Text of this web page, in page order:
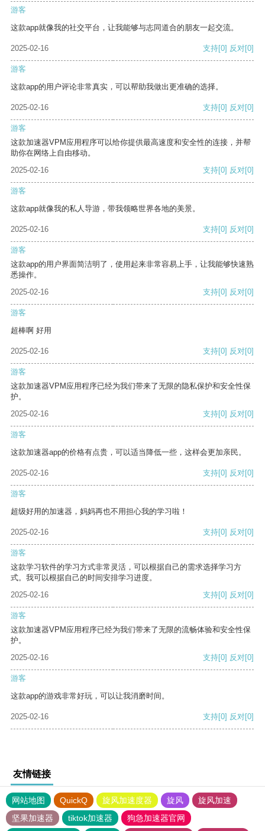
游客
这款app就像我的社交平台，让我能够与志同道合的朋友一起交流。
2025-02-16 支持[0] 反对[0]
游客
这款app的用户评论非常真实，可以帮助我做出更准确的选择。
2025-02-16 支持[0] 反对[0]
游客
这款加速器VPM应用程序可以给你提供最高速度和安全性的连接，并帮
助你在网络上自由移动。
2025-02-16
支持[0] 反对[0]
游客
这款app就像我的私人导游，带我领略世界各地的美景。
2025-02-16 支持[0] 反对[0]
游客
这款app的用户界面简洁明了，使用起来非常容易上手，让我能够快速熟
悉操作。
2025-02-16
支持[0] 反对[0]
游客
超棒啊 好用
2025-02-16 支持[0] 反对[0]
游客
这款加速器VPM应用程序已经为我们带来了无限的隐私保护和安全性保
护。
2025-02-16
支持[0] 反对[0]
游客
这款加速器app的价格有点贵，可以适当降低一些，这样会更加亲民。
2025-02-16 支持[0] 反对[0]
游客
超级好用的加速器，妈妈再也不用担心我的学习啦！
2025-02-16 支持[0] 反对[0]
游客
这款学习软件的学习方式非常灵活，可以根据自己的需求选择学习方
式。我可以根据自己的时间安排学习进度。
2025-02-16
支持[0] 反对[0]
游客
这款加速器VPM应用程序已经为我们带来了无限的流畅体验和安全性保
护。
2025-02-16
支持[0] 反对[0]
游客
这款app的游戏非常好玩，可以让我消磨时间。
2025-02-16 支持[0] 反对[0]
友情链接
网站地图 QuickQ 旋风加速度器 旋风
旋风加速
坚果加速器
tiktok加速器 狗急加速器官网